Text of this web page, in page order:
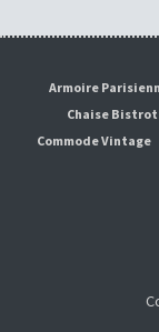
Armoire
Chaise Bistrot
Commode Vintage